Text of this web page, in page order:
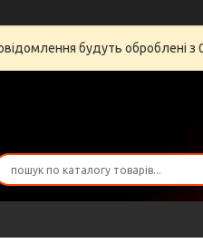
будуть оброблені